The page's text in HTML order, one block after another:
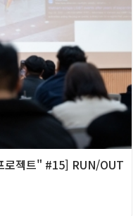
로젝트" #15] RUN/OUT